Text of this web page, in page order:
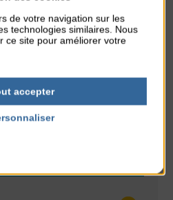
de votre navigation sur les
technologies similaires. Nous
ce site pour améliorer votre
accepter